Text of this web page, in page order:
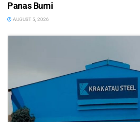
Panas Bumi
AUGUST 5, 2026